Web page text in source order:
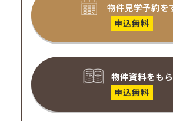
物件見学予約を
申込無料
物件資料をも
申込無料